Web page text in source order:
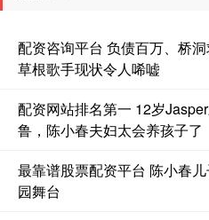
配资咨询平台 负债百万、桥
草根歌手现状令人唏嘘
配资网站排名第一 12岁
鲁，陈小春夫妇太会养孩子了
最靠谱股票配资平台 陈小春
园舞台